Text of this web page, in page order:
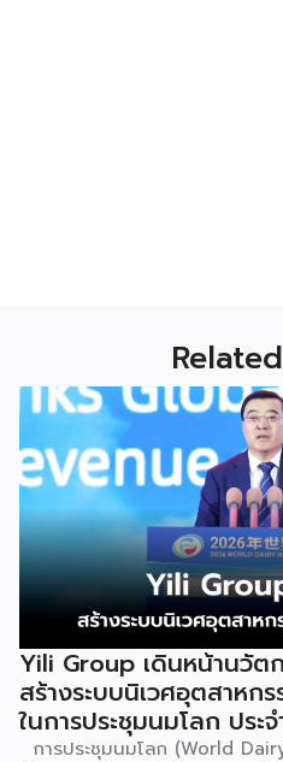
Yili Group เดินหน้านวัต
สร้างระบบนิเวศอุตสาหก
ในการประชุมนมโลก ประ
การประชุมนมโลก (World